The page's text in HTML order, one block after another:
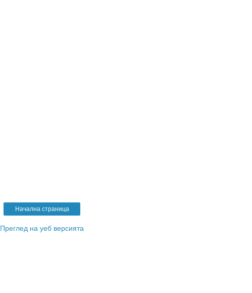
Начална страница
Преглед на уеб версията